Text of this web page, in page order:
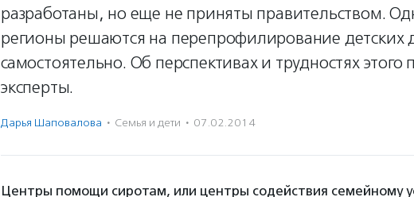
разработаны, но еще не приняты правительством.
регионы решаются на перепрофилирование детских
самостоятельно. Об перспективах и трудностях этого
эксперты.
Дарья Шаповалова · Семья и дети · 07.02.2014
Центры помощи сиротам, или центры содействия семейному